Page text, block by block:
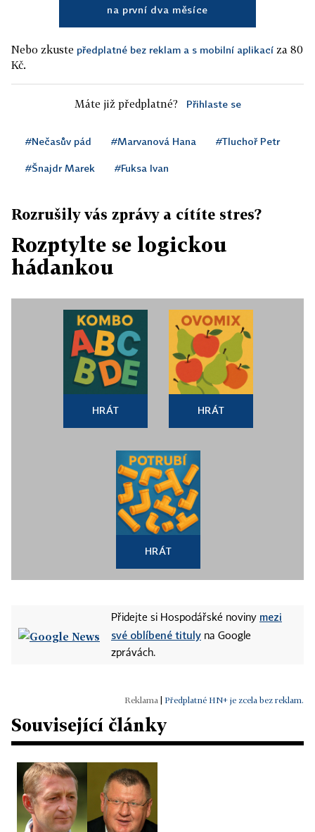
na první dva měsíce
Nebo zkuste předplatné bez reklam a s mobilní aplikací za 80
Kč.
Máte již předplatné? Přihlaste se
#Nečasův pád #Marvanová Hana #Tluchoř Petr
#Šnajdr Marek #Fuksa Ivan
Rozrušily vás zprávy a cítíte stres?
Rozptylte se logickou
hádankou
HRÁT HRÁT
HRÁT
Přidejte si Hospodářské noviny mezi
své oblíbené tituly na Google
zprávách.
Předplatné HN+ je zcela bez reklam.
Související články